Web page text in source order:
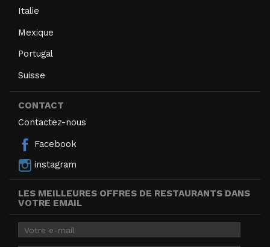
Italie
Mexique
Portugal
Suisse
CONTACT
Contactez-nous
Facebook
instagram
LES MEILLEURES OFFRES DE RESTAURANTS DANS
VOTRE EMAIL